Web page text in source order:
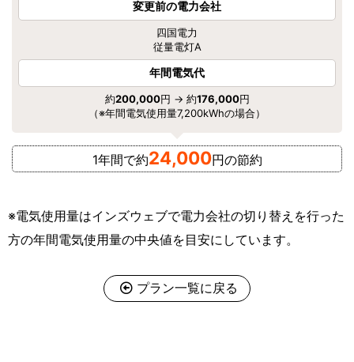
変更前の電力会社
四国電力
従量電灯A
年間電気代
約200,000円 → 約176,000円
（※年間電気使用量7,200kWhの場合）
1年間で約24,000円の節約
※電気使用量はインズウェブで電力会社の切り替えを行った
方の年間電気使用量の中央値を目安にしています。
プラン一覧に戻る